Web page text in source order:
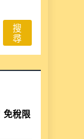
搜
尋
免稅限